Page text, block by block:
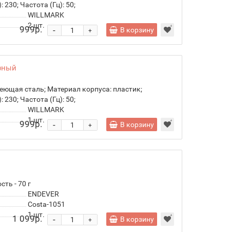
Частота (Гц): 50;
WILLMARK
2шт.
999р. +
- В корзину
сталь; Материал корпуса: пластик;
Частота (Гц): 50;
WILLMARK
1шт.
999р. +
- В корзину
- 70 г
ENDEVER
Costa-1051
1шт.
1 099р. +
- В корзину